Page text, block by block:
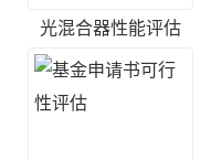
光混合器性能评估